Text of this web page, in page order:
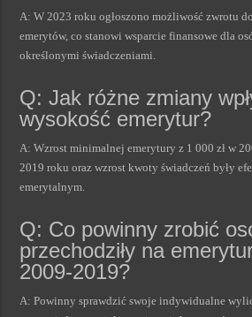
A: W 2023 roku ogłoszono możliwość zwrotu
emerytów, co stanowi wsparcie finansowe dla
określonymi świadczeniami.
Q: Jak różne zmiany
wysokość emerytur?
A: Wzrost minimalnej emerytury z 1 000 zł w
2019 roku oraz wzrost kwoty świadczeń były
emerytalnym.
Q: Co powinny zrobić
przechodziły na
2009-2019?
A: Powinny sprawdzić swoje indywidualne